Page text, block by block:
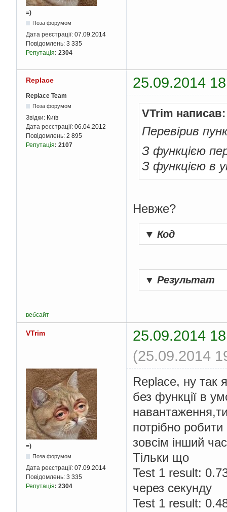
=)
Поза форумом
Дата реєстрації: 07.09.2014
Повідомлень: 3 335
Репутація: 2304
Replace 25.09.2014
Replace Team
Поза форумом
Звідки: Київ
Дата реєстрації: 06.04.2012
Повідомлень: 2 895
Репутація: 2107
VTrim написав:
Перевірив
З функцією
З функцією в
Невже?
▼ Код
▼ Результат
вебсайт
VTrim
25.09.2014
(25.09.2014
=)
Поза форумом
Дата реєстрації: 07.09.2014
Повідомлень: 3 335
Репутація: 2304
Replace, ну так
без функції в
потрібно
зовсім інший
Тільки що
Test 1 result:
через секунду
Test 1 result: